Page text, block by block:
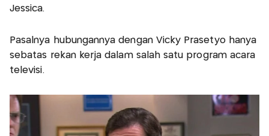
Jessica.
Pasalnya hubungannya dengan Vicky Prasetyo hanya
sebatas rekan kerja dalam salah satu program acara
televisi.